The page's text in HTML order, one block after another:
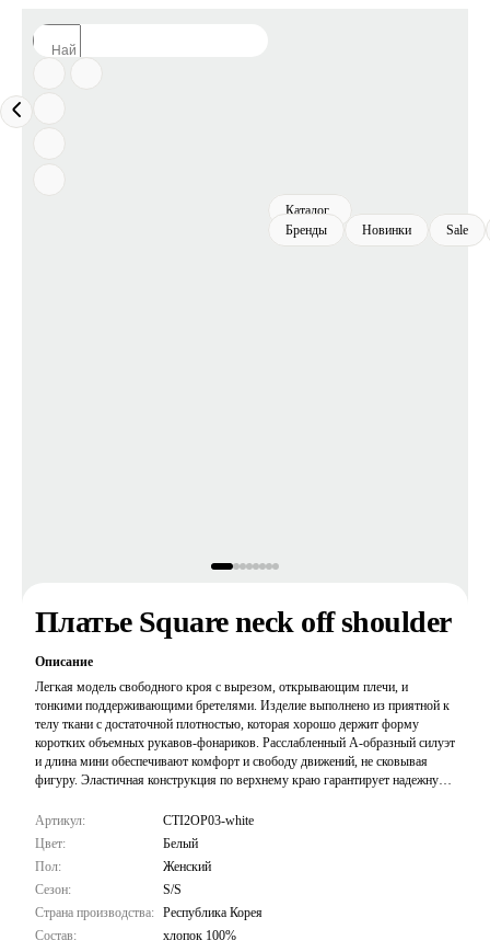
Каталог
Бренды
Новинки Sale
Платье Square neck off shoulder
Описание
Легкая модель свободного кроя с вырезом, открывающим плечи, и
тонкими поддерживающими бретелями. Изделие выполнено из приятной к
телу ткани с достаточной плотностью, которая хорошо держит форму
коротких объемных рукавов-фонариков. Расслабленный А-образный силуэт
и длина мини обеспечивают комфорт и свободу движений, не сковывая
фигуру. Эластичная конструкция по верхнему краю гарантирует надежную
это платье универсальной основой для непринужденных образов.
Артикул:
CTI2OP03-white
Цвет:
Белый
Пол:
Женский
Сезон:
S/S
Страна производства: Республика Корея
Состав:
хлопок 100%